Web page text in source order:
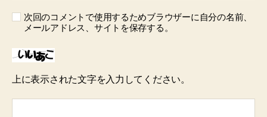
次回のコメントで使用するためブラウザーに自分の名前、
メールアドレス、サイトを保存する。
上に表示された文字を入力してください。